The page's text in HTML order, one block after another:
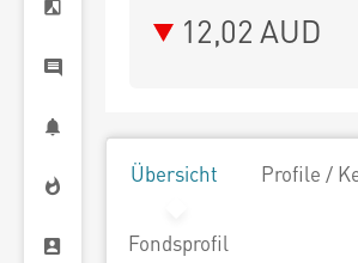
12,02 AUD
Übersicht Profile /
Fondsprofil